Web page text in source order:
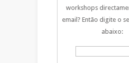
workshops
email? Então digite o
abaixo: